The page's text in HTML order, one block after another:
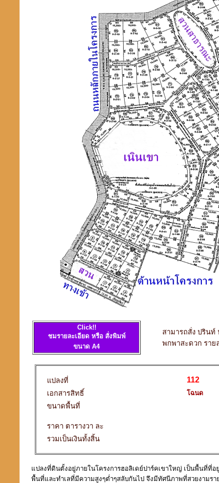
Click!!
ชมรายละเอียด หรือ สั่งพิมพ์
ขนาด A4
สามารถสั่ง ปริน
พกพาสะดวก ราย
แปลงที่ 112
เอกสารสิทธิ์ โฉนด
ขนาดพื้นที่
ราคา ตารางวา ละ
รวมเป็นเงินทั้งสิ้น
แปลงที่ดินตั้งอยู่ภายในโครงการฮอลิเดย์ปาร์คเขาใหญ่ เป็นพื้นที่ที่อ
พื้นที่และทำเลที่มีความสูงๆต่ำๆสลับกันไป จึงมีทัศนีภาพที่สวยงามร